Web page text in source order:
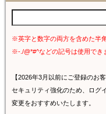
※英字と数字の両方を含めた半
※-./@*#^などの記号は使用でき
【2026年3月以前にご登録のお客
セキュリティ強化のため、ログ
変更をおすすめいたします。